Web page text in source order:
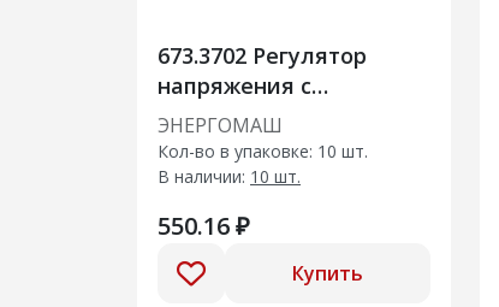
673.3702 Регулятор
напряжения с
повышенным напряже
ЭНЕРГОМАШ
Кол-во в упаковке: 10 шт.
В наличии: 10 шт.
550.16 ₽
Купить